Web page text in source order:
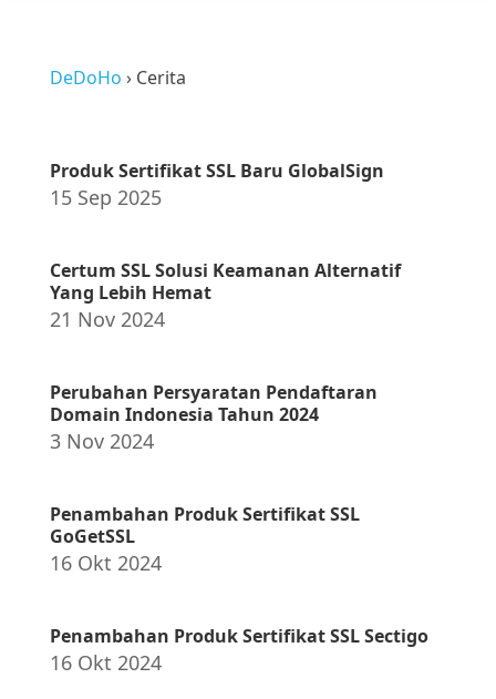
DeDoHo › Cerita
Produk Sertifikat SSL Baru GlobalSign
15 Sep 2025
Certum SSL Solusi Keamanan Alternatif
Yang Lebih Hemat
21 Nov 2024
Perubahan Persyaratan Pendaftaran
Domain Indonesia Tahun 2024
3 Nov 2024
Penambahan Produk Sertifikat SSL
GoGetSSL
16 Okt 2024
Penambahan Produk Sertifikat SSL Sectigo
16 Okt 2024